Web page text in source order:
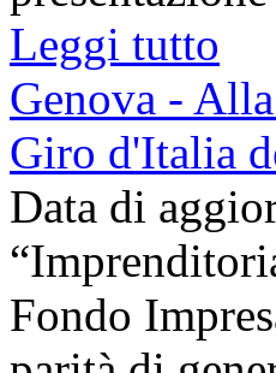
Leggi tutto
Genova -
Giro d'Italia
Data di
Fondo